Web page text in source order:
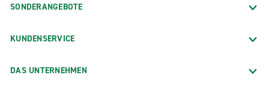
SONDERANGEBOTE
KUNDENSERVICE
DAS UNTERNEHMEN